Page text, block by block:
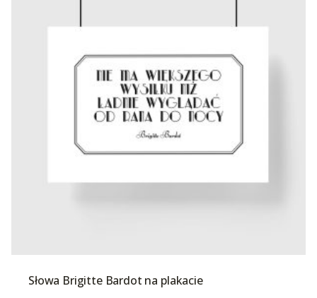
Słowa Brigitte Bardot na plakacie